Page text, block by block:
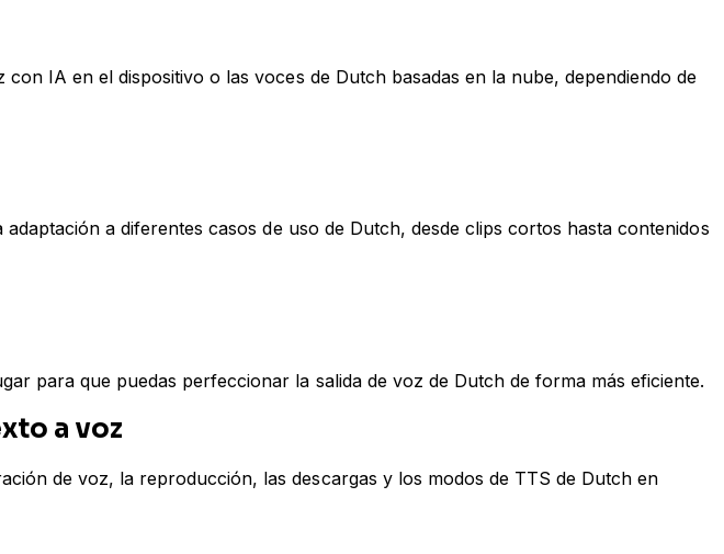
IA en el dispositivo o las voces de Dutch basadas en la nube, dependiendo de
a diferentes casos de uso de Dutch, desde clips cortos hasta contenidos
para que puedas perfeccionar la salida de voz de Dutch de forma más eficiente.
a voz
de voz, la reproducción, las descargas y los modos de TTS de Dutch en